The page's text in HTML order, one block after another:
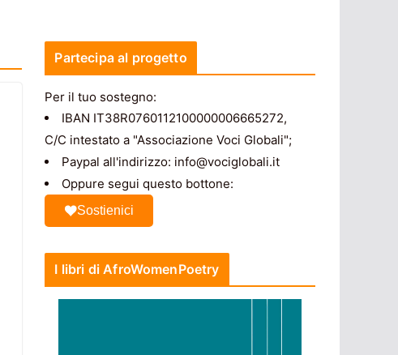
Partecipa al progetto
Per il tuo sostegno:
IBAN IT38R0760112100000006665272,
C/C intestato a "Associazione Voci Globali";
Paypal all'indirizzo: info@vociglobali.it
Oppure segui questo bottone:
Sostienici
I libri di AfroWomenPoetry